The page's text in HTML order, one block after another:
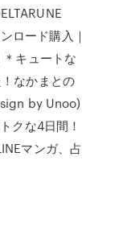
ロード購入｜
キュートな
なかまとの
by Unoo)
クな4日間！
マンガ、占